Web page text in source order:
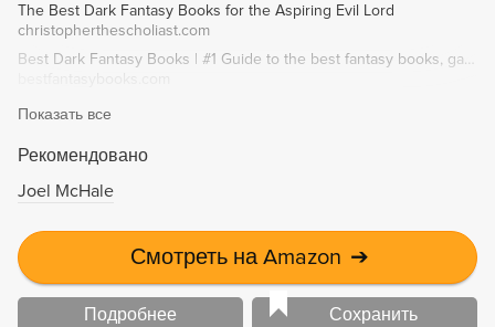
сжимающейся вокруг петли? Верховный маг Союза
Байяз призывает самых сильных и мужественных
грудью встать на защиту родины. И первым на его зов
прозвищу Девять Смертей...
The Best Dark Fantasy Books for the Aspiring Evil Lord
christopherthescholiast.com
Best Dark Fantasy Books | #1 Guide to the best fantasy books, games, movies, and more!
Показать все
Рекомендовано
Joel McHale
Смотреть на Amazon ➔
Подробнее Сохранить